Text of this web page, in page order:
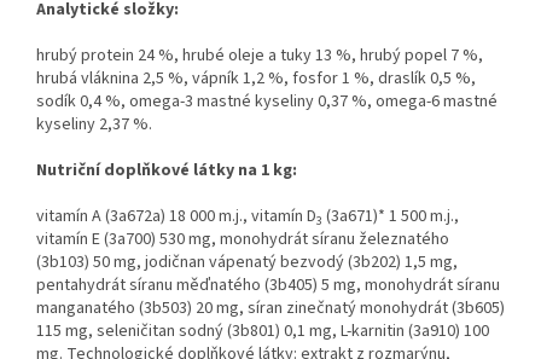
Analytické složky:
hrubý protein 24 %, hrubé oleje a tuky 13 %, hrubý popel 7 %,
hrubá vláknina 2,5 %, vápník 1,2 %, fosfor 1 %, draslík 0,5 %,
sodík 0,4 %, omega-3 mastné kyseliny 0,37 %, omega-6 mastné
kyseliny 2,37 %.
Nutriční doplňkové látky na 1 kg:
vitamín A (3a672a) 18 000 m.j., vitamín D3 (3a671)* 1 500 m.j.,
vitamín E (3a700) 530 mg, monohydrát síranu železnatého
(3b103) 50 mg, jodičnan vápenatý bezvodý (3b202) 1,5 mg,
pentahydrát síranu měďnatého (3b405) 5 mg, monohydrát síranu
manganatého (3b503) 20 mg, síran zinečnatý monohydrát (3b605)
115 mg, seleničitan sodný (3b801) 0,1 mg, L-karnitin (3a910) 100